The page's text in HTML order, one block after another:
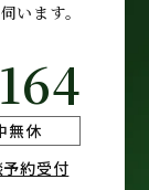
います。
無休
約受付